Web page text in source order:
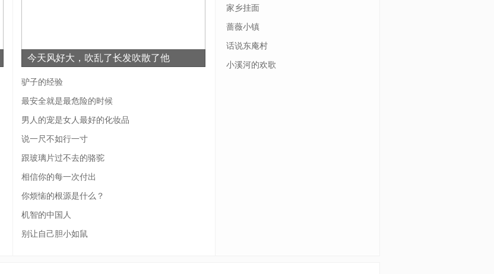
今天风好大，吹乱了长发吹散了他
驴子的经验
最安全就是最危险的时候
男人的宠是女人最好的化妆品
说一尺不如行一寸
跟玻璃片过不去的骆驼
相信你的每一次付出
你烦恼的根源是什么？
机智的中国人
别让自己胆小如鼠
家乡挂面
蔷薇小镇
话说东庵村
小溪河的欢歌